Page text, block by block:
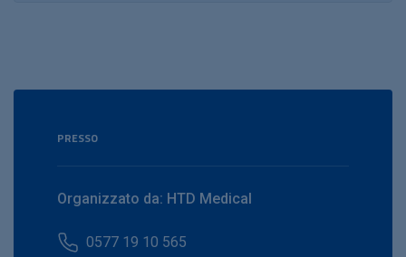
PRESSO
Organizzato da: HTD Medical
0577 19 10 565